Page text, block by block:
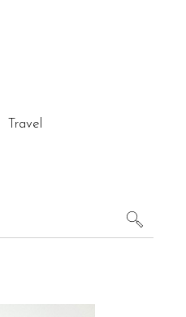
Travel